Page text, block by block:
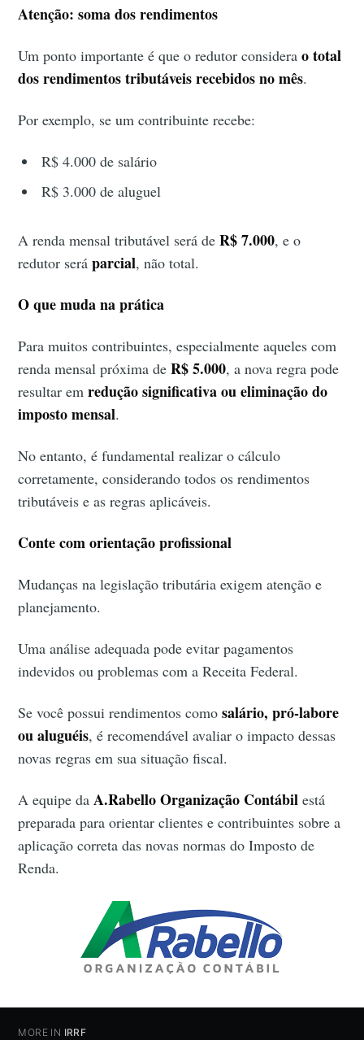
Atenção: soma dos rendimentos
Um ponto importante é que o redutor considerao total
dos rendimentos tributáveis recebidos no mês.
Por exemplo, se um contribuinte recebe:
R$ 4.000 de salário
R$ 3.000 de aluguel
A renda mensal tributável será deR$ 7.000, e o
redutor seráparcial, não total.
O que muda na prática
Para muitos contribuintes, especialmente aqueles com
renda mensal próxima deR$ 5.000, a nova regra pode
resultar emredução significativa ou eliminação do
imposto mensal.
No entanto, é fundamental realizar o cálculo
corretamente, considerando todos os rendimentos
tributáveis e as regras aplicáveis.
Conte com orientação profissional
Mudanças na legislação tributária exigem atenção e
planejamento.
Uma análise adequada pode evitar pagamentos
indevidos ou problemas com a Receita Federal.
Se você possui rendimentos comosalário, pró-labore
ou aluguéis, é recomendável avaliar o impacto dessas
novas regras em sua situação fiscal.
A equipe daA.Rabello Organização Contábilestá
preparada para orientar clientes e contribuintes sobre a
aplicação correta das novas normas do Imposto de
Renda.
MORE IN IRRF